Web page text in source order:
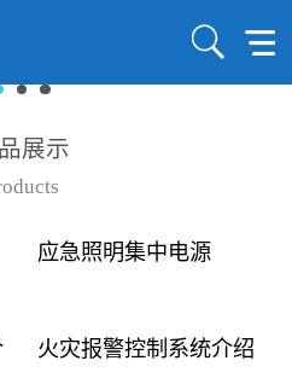
展示
应急照明集中电源
火灾报警控制系统介绍